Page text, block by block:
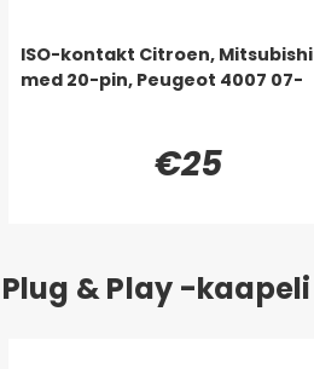
ISO-kontakt Citroen, Mitsubishi
med 20-pin, Peugeot 4007 07-
€25
& Play -kaapeli